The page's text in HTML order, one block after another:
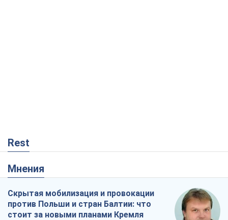
Rest
Мнения
Скрытая мобилизация и провокации
против Польши и стран Балтии: что
стоит за новыми планами Кремля